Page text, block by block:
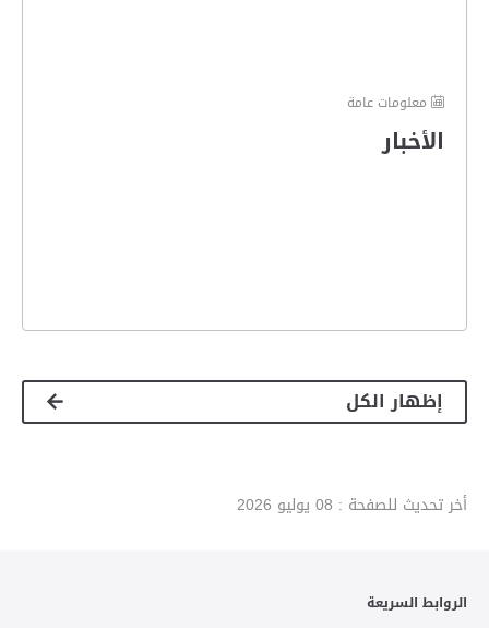
معلومات عامة
الأخبار
إظهار الكل
أخر تحديث للصفحة : 08 يوليو 2026
الروابط السريعة